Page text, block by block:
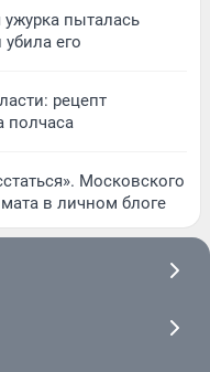
ужурка пыталась
его
рецепт
полчаса
Московского
в личном блоге